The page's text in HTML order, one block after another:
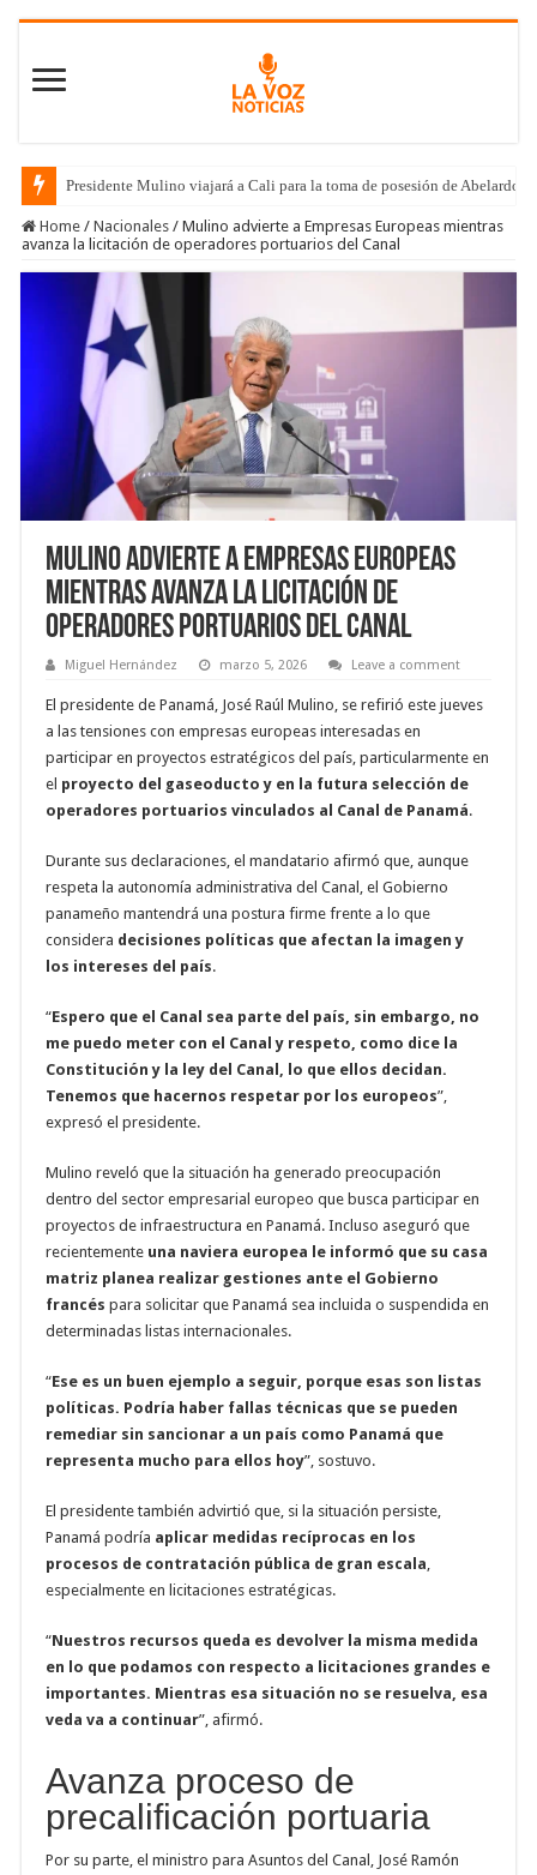
Presidente Mulino viajará a Cali para la toma de posesión de Abelardo
Home / Nacionales / Mulino advierte a Empresas Europeas mientras
avanza la licitación de operadores portuarios del Canal
Mulino advierte a Empresas Europeas
mientras avanza la licitación de
operadores portuarios del Canal
Miguel Hernández marzo 5, 2026 Leave a comment
El presidente de Panamá, José Raúl Mulino, se refirió este jueves
a las tensiones con empresas europeas interesadas en
participar en proyectos estratégicos del país, particularmente en
el proyecto del gaseoducto y en la futura selección de
operadores portuarios vinculados al Canal de Panamá.
Durante sus declaraciones, el mandatario afirmó que, aunque
respeta la autonomía administrativa del Canal, el Gobierno
panameño mantendrá una postura firme frente a lo que
considera decisiones políticas que afectan la imagen y
los intereses del país.
“Espero que el Canal sea parte del país, sin embargo, no
me puedo meter con el Canal y respeto, como dice la
Constitución y la ley del Canal, lo que ellos decidan.
Tenemos que hacernos respetar por los europeos”,
expresó el presidente.
Mulino reveló que la situación ha generado preocupación
dentro del sector empresarial europeo que busca participar en
proyectos de infraestructura en Panamá. Incluso aseguró que
recientemente una naviera europea le informó que su casa
matriz planea realizar gestiones ante el Gobierno
francés para solicitar que Panamá sea incluida o suspendida en
determinadas listas internacionales.
“Ese es un buen ejemplo a seguir, porque esas son listas
políticas. Podría haber fallas técnicas que se pueden
remediar sin sancionar a un país como Panamá que
representa mucho para ellos hoy”, sostuvo.
El presidente también advirtió que, si la situación persiste,
Panamá podría aplicar medidas recíprocas en los
procesos de contratación pública de gran escala
especialmente en licitaciones estratégicas.
“Nuestros recursos queda es devolver la misma medida
en lo que podamos con respecto a licitaciones grandes e
importantes. Mientras esa situación no se resuelva, esa
veda va a continuar”, afirmó.
Avanza proceso de
precalificación portuaria
Por su parte, el ministro para Asuntos del Canal, José Ramón